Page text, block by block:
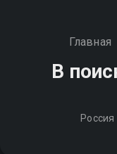
Главная
В
Россия